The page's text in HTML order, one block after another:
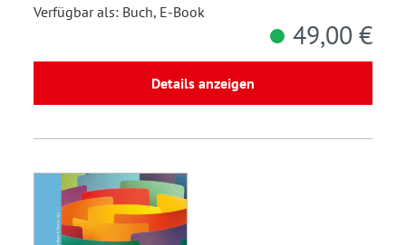
Verfügbar als: Buch, E-Book
49,00 €
Details anzeigen